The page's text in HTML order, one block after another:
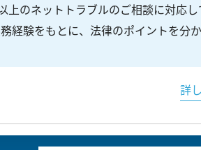
上のネットトラブルのご相談に対応
経験をもとに、法律のポイントを分
詳